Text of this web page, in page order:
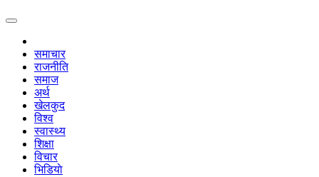
समाचार
राजनीति
समाज
अर्थ
खेलकुद
विश्व
स्वास्थ्य
शिक्षा
विचार
भिडियाे